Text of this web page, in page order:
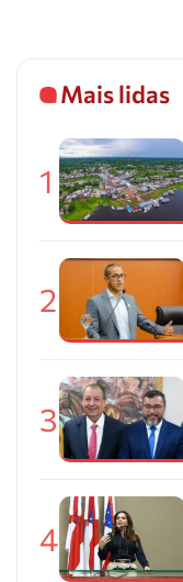
Mais lidas
1
2
3
4